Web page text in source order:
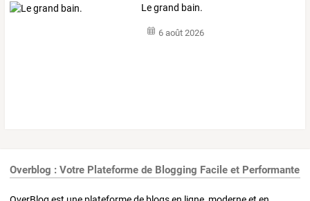
Le grand bain.
6 août 2026
Overblog : Votre Plateforme de Blogging Facile et Performante